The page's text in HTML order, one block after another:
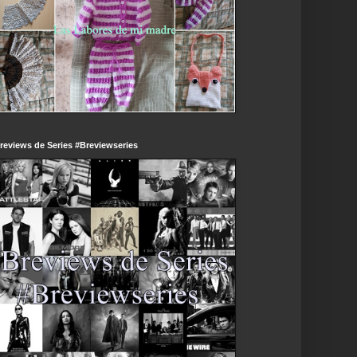
de Series #Breviewseries